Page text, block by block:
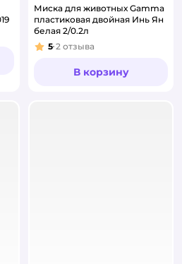
Миска для животных Gamma
пластиковая двойная Инь Ян
белая 2/0.2л
Рейтинг:
5 2 отзыва
В корзину